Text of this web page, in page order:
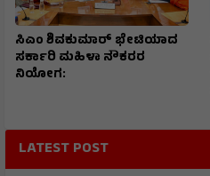
ಸಿಎಂ ಶಿವಕುಮಾರ್‌ ಭೇಟಿಯಾದ
ಸರ್ಕಾರಿ ಮಹಿಳಾ ನೌಕರರ
ನಿಯೋಗ:
LATEST POST